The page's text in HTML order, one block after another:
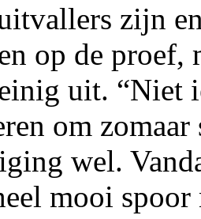
zijn
op de
uit. “Niet
om
wel.
mooi